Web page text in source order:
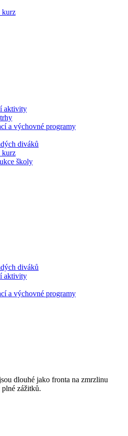
kurz
aktivity
a výchovné programy
diváků
kurz
školy
diváků
aktivity
a výchovné programy
dlouhé jako fronta na zmrzlinu
plné zážitků.